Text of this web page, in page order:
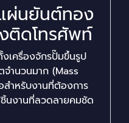
ผ่นยันต์ทอง
ติดโทรศัพท์
งเครื่องจักรปั๊มขึ้นรูป
ำนวนมาก (Mass
ำหรับงานที่ต้องการ
นงานที่ลวดลายคมชัด